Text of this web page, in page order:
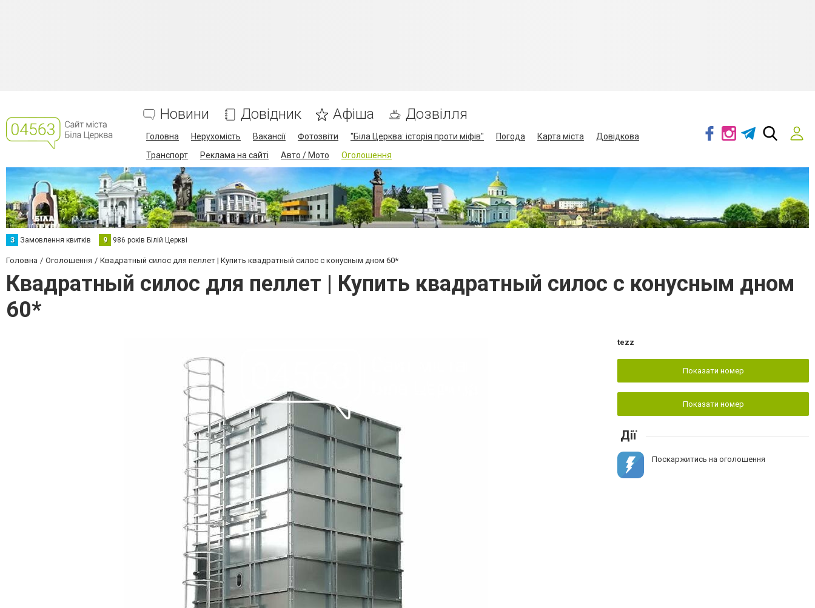
Новини Довідник Афіша Дозвілля
Головна Нерухомість Вакансії Фотозвіти "Біла Церква: історія проти міфів" Погода Карта міста
Довідкова
Транспорт
Реклама на сайті Авто / Мото Оголошення
З Замовлення квитків 9 986 років Білій Церкві
Головна Оголошення Квадратный силос для пеллет | Купить квадратный силос с конусным дном 60*
Квадратный силос для пеллет | Купить квадратный силос с конусным дном
60*
tezz
Показати номер
Показати номер
Дії
Поскаржитись на оголошення